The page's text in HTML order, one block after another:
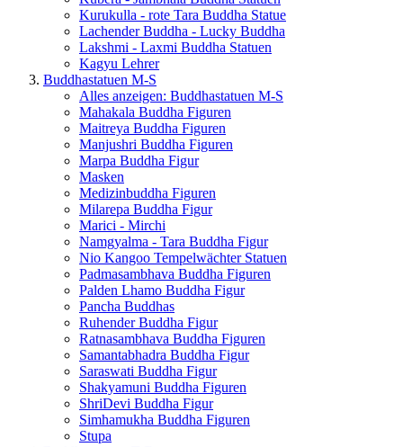
Kurukulla - rote Tara Buddha Statue
Lachender Buddha - Lucky Buddha
Lakshmi - Laxmi Buddha Statuen
Kagyu Lehrer
Buddhastatuen M-S
Alles anzeigen: Buddhastatuen M-S
Mahakala Buddha Figuren
Maitreya Buddha Figuren
Manjushri Buddha Figuren
Marpa Buddha Figur
Masken
Medizinbuddha Figuren
Milarepa Buddha Figur
Marici - Mirchi
Namgyalma - Tara Buddha Figur
Nio Kangoo Tempelwächter Statuen
Padmasambhava Buddha Figuren
Palden Lhamo Buddha Figur
Pancha Buddhas
Ruhender Buddha Figur
Ratnasambhava Buddha Figuren
Samantabhadra Buddha Figur
Saraswati Buddha Figur
Shakyamuni Buddha Figuren
ShriDevi Buddha Figur
Simhamukha Buddha Figuren
Stupa